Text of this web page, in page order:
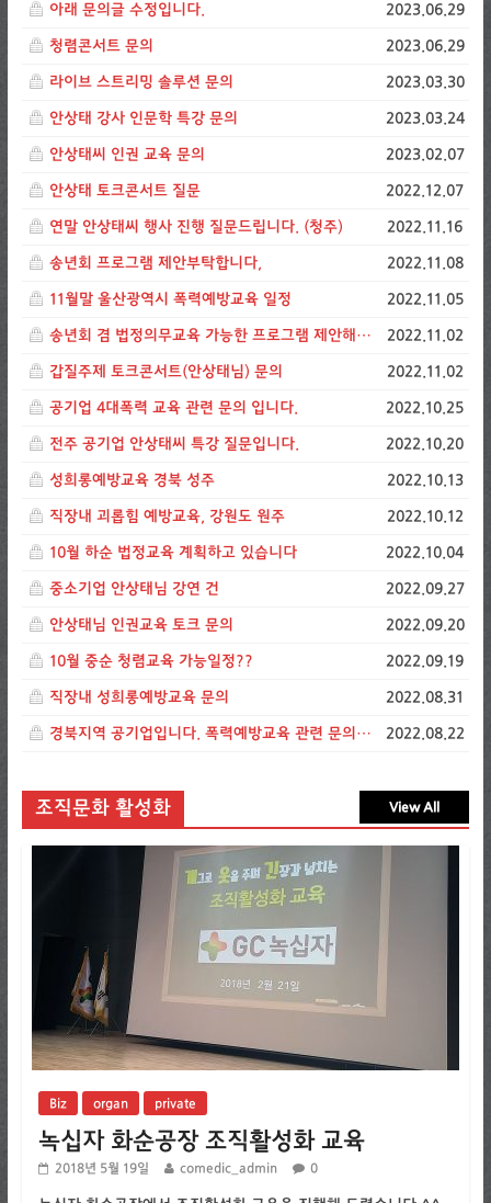
아래 문의글 수정입니다. 2023.06.29
청렴콘서트 문의 2023.06.29
라이브 스트리밍 솔루션 문의 2023.03.30
안상태 강사 인문학 특강 문의 2023.03.24
안상태씨 인권 교육 문의 2023.02.07
안상태 토크콘서트 질문 2022.12.07
연말 안상태씨 행사 진행 질문드립니다. (청주) 2022.11.16
송년회 프로그램 제안부탁합니다, 2022.11.08
11월말 울산광역시 폭력예방교육 일정 2022.11.05
송년회 겸 법정의무교육 가능한 프로그램 제안해주세요 2022.11.02
갑질주제 토크콘서트(안상태님) 문의 2022.11.02
공기업 4대폭력 교육 관련 문의 입니다. 2022.10.25
전주 공기업 안상태씨 특강 질문입니다. 2022.10.20
성희롱예방교육 경북 성주 2022.10.13
직장내 괴롭힘 예방교육, 강원도 원주 2022.10.12
10월 하순 법정교육 계획하고 있습니다 2022.10.04
중소기업 안상태님 강연 건 2022.09.27
안상태님 인권교육 토크 문의 2022.09.20
10월 중순 청렴교육 가능일정?? 2022.09.19
직장내 성희롱예방교육 문의 2022.08.31
경북지역 공기업입니다. 폭력예방교육 관련 문의드립니다. 2022.08.22
조직문화 활성화 View All
Biz organ private
녹십자 화순공장 조직활성화 교육
2018년 5월 19일 comedic_admin 0